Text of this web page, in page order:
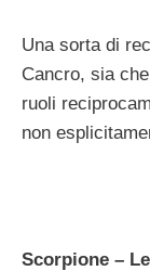
Una sorta di
Cancro, sia
ruoli
non
Scorpione –